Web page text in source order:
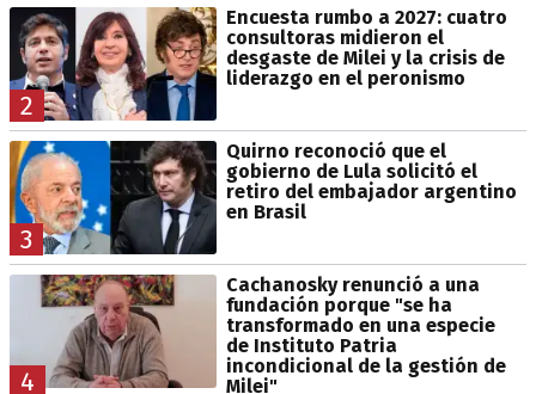
2
Encuesta rumbo a 2027: cuatro
consultoras midieron el
desgaste de Milei y la crisis de
liderazgo en el peronismo
3
Quirno reconoció que el
gobierno de Lula solicitó el
retiro del embajador argentino
en Brasil
4
Cachanosky renunció a una
fundación porque "se ha
transformado en una especie
de Instituto Patria
incondicional de la gestión de
Milei"